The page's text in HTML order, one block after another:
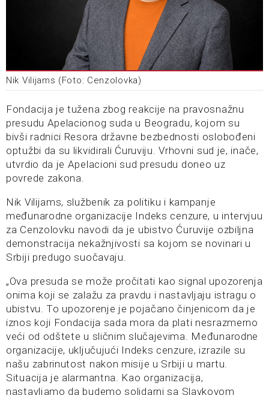
Nik Vilijams (Foto: Cenzolovka)
Fondacija je tužena zbog reakcije na pravosnažnu
presudu Apelacionog suda u Beogradu, kojom su
bivši radnici Resora državne bezbednosti oslobođeni
optužbi da su likvidirali Ćuruviju. Vrhovni sud je, inače,
utvrdio da je Apelacioni sud presudu doneo uz
povrede zakona.
Nik Vilijams, službenik za politiku i kampanje
međunarodne organizacije Indeks cenzure, u intervjuu
za Cenzolovku navodi da je ubistvo Ćuruvije ozbiljna
demonstracija nekažnjivosti sa kojom se novinari u
Srbiji predugo suočavaju.
„Ova presuda se može pročitati kao signal upozorenja
onima koji se zalažu za pravdu i nastavljaju istragu o
ubistvu. To upozorenje je pojačano činjenicom da je
iznos koji Fondacija sada mora da plati nesrazmerno
veći od odštete u sličnim slučajevima. Međunarodne
organizacije, uključujući Indeks cenzure, izrazile su
našu zabrinutost nakon misije u Srbiji u martu.
Situacija je alarmantna. Kao organizacija,
nastavljamo da budemo solidarni sa Slavkovom